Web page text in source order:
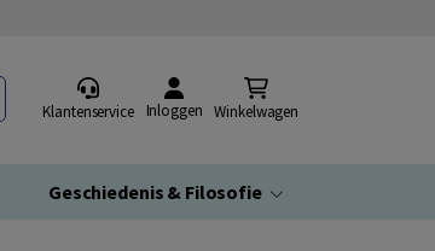
Klantenservice Inloggen Winkelwagen
Geschiedenis & Filosofie